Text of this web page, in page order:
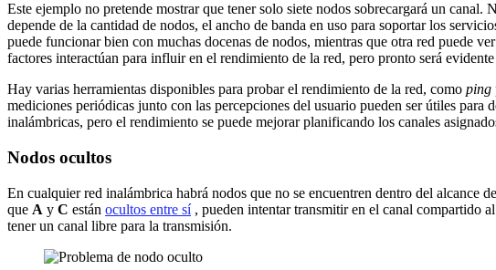
Este ejemplo no pretende mostrar que tener solo siete nodos sobrecargará un
depende de la cantidad de nodos, el ancho de banda en uso para soportar los
puede funcionar bien con muchas docenas de nodos, mientras que otra red puede
factores interactúan para influir en el rendimiento de la red, pero pronto será
Hay varias herramientas disponibles para probar el rendimiento de la red, como ping
mediciones periódicas junto con las percepciones del usuario pueden ser útiles
inalámbricas, pero el rendimiento se puede mejorar planificando los canales
Nodos ocultos
En cualquier red inalámbrica habrá nodos que no se encuentren dentro del alcance
que A y C están ocultos entre sí, pueden intentar transmitir en el canal compartido
tener un canal libre para la transmisión.